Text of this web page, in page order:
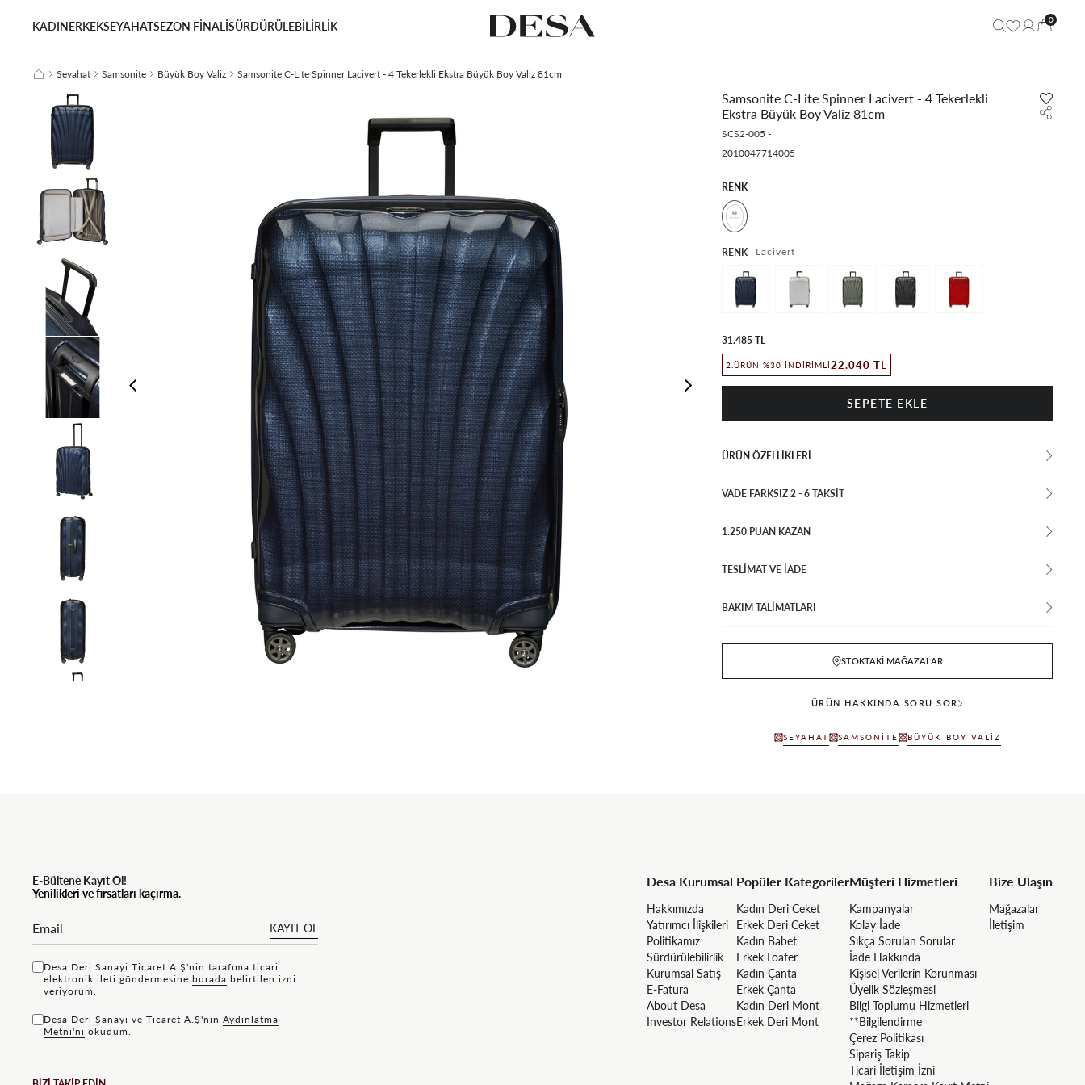
KADINERKEKSEYAHATSEZON FİNALİSÜRDÜRÜLEBİLİRLİK 0
Seyahat Samsonite Büyük Boy Valiz Samsonite C-Lite Spinner Lacivert - 4 Tekerlekli Ekstra Büyük Boy Valiz 81cm
Samsonite C-Lite Spinner Lacivert - 4 Tekerlekli
Ekstra Büyük Boy Valiz 81cm
SCS2-005 -
2010047714005
RENK
RENK Lacivert
31.485 TL
2.ÜRÜN %30 İNDIRIMLI22.040 TL
ÜRÜN ÖZELLIKLERI
VADE FARKSIZ 2 - 6 TAKSIT
1.250 PUAN KAZAN
TESLİMAT VE İADE
BAKIM TALİMATLARI
STOKTAKI MAĞAZALAR
ÜRÜN HAKKINDA SORU SOR
SEYAHAT SAMSONITE BÜYÜK BOY VALIZ
E-Bültene Kayıt Ol!
Yenilikleri ve fırsatları kaçırma.
KAYIT OL
Desa Deri Sanayi Ticaret A.Ş'nin tarafıma ticari
elektronik ileti göndermesine bu rada belirtilen izni
veriyorum.
Desa Deri Sanayi ve Ticaret A.Ş'nin Aydınlatma
Metni'ni okudum.
Desa Kurumsal
Hakkımızda
Yatırımcı İlişkileri
Politikamız
Sürdürülebilirlik
Kurumsal Satış
E-Fatura
About Desa
Investor Relations
Popüler Kategoriler
Kadın Deri Ceket
Erkek Deri Ceket
Kadın Babet
Erkek Loafer
Kadın Çanta
Erkek Çanta
Kadın Deri Mont
Erkek Deri Mont
Müşteri Hizmetleri
Kampanyalar
Kolay İade
Sıkça Sorulan Sorular
İade Hakkında
Kişisel Verilerin Korunması
Üyelik Sözleşmesi
Bilgi Toplumu Hizmetleri
**Bilgilendirme
Çerez Politikası
Sipariş Takip
Ticari İletişim İzni
Bize Ulaşın
Mağazalar
İletişim